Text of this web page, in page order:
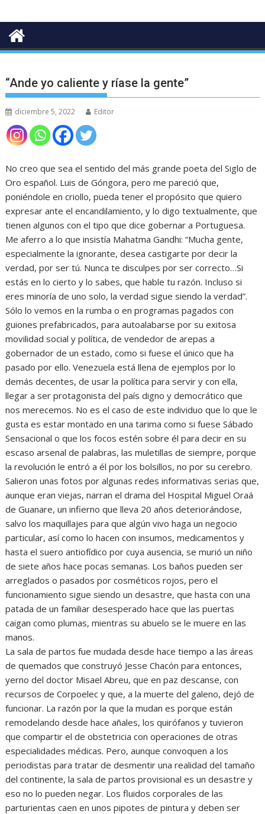
“Ande yo caliente y ríase la gente”
diciembre 5, 2022 Editor
No creo que sea el sentido del más grande poeta del Siglo de
Oro español. Luis de Góngora, pero me pareció que,
poniéndole en criollo, pueda tener el propósito que quiero
expresar ante el encandilamiento, y lo digo textualmente, que
tienen algunos con el tipo que dice gobernar a Portuguesa.
Me aferro a lo que insistía Mahatma Gandhi: “Mucha gente,
especialmente la ignorante, desea castigarte por decir la
verdad, por ser tú. Nunca te disculpes por ser correcto…Si
estás en lo cierto y lo sabes, que hable tu razón. Incluso si
eres minoría de uno solo, la verdad sigue siendo la verdad”.
Sólo lo vemos en la rumba o en programas pagados con
guiones prefabricados, para autoalabarse por su exitosa
movilidad social y política, de vendedor de arepas a
gobernador de un estado, como si fuese el único que ha
pasado por ello. Venezuela está llena de ejemplos por lo
demás decentes, de usar la política para servir y con ella,
llegar a ser protagonista del país digno y democrático que
nos merecemos. No es el caso de este individuo que lo que le
gusta es estar montado en una tarima como si fuese Sábado
Sensacional o que los focos estén sobre él para decir en su
escaso arsenal de palabras, las muletillas de siempre, porque
la revolución le entró a él por los bolsillos, no por su cerebro.
Salieron unas fotos por algunas redes informativas serias que,
aunque eran viejas, narran el drama del Hospital Miguel Oraá
de Guanare, un infierno que lleva 20 años deteriorándose,
salvo los maquillajes para que algún vivo haga un negocio
particular, así como lo hacen con insumos, medicamentos y
hasta el suero antiofídico por cuya ausencia, se murió un niño
de siete años hace pocas semanas. Los baños pueden ser
arreglados o pasados por cosméticos rojos, pero el
funcionamiento sigue siendo un desastre, que hasta con una
patada de un familiar desesperado hace que las puertas
caigan como plumas, mientras su abuelo se le muere en las
manos.
La sala de partos fue mudada desde hace tiempo a las áreas
de quemados que construyó Jesse Chacón para entonces,
yerno del doctor Misael Abreu, que en paz descanse, con
recursos de Corpoelec y que, a la muerte del galeno, dejó de
funcionar. La razón por la que la mudan es porque están
remodelando desde hace añales, los quirófanos y tuvieron
que compartir el de obstetricia con operaciones de otras
especialidades médicas. Pero, aunque convoquen a los
periodistas para tratar de desmentir una realidad del tamaño
del continente, la sala de partos provisional es un desastre y
eso no lo pueden negar. Los fluidos corporales de las
parturientas caen en unos pipotes de pintura y deben ser